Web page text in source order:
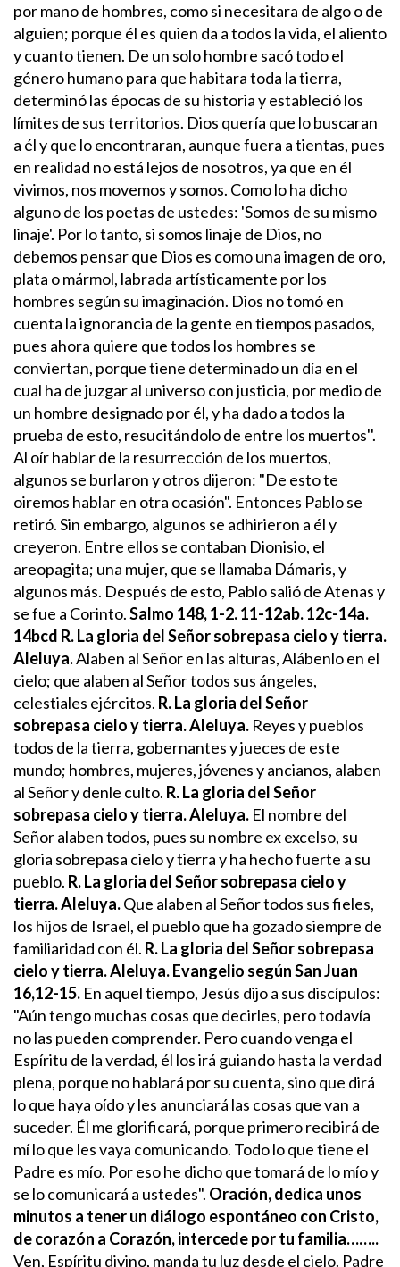
por mano de hombres, como si necesitara de algo o de
alguien; porque él es quien da a todos la vida, el aliento
y cuanto tienen. De un solo hombre sacó todo el
género humano para que habitara toda la tierra,
determinó las épocas de su historia y estableció los
límites de sus territorios. Dios quería que lo buscaran
a él y que lo encontraran, aunque fuera a tientas, pues
en realidad no está lejos de nosotros, ya que en él
vivimos, nos movemos y somos. Como lo ha dicho
alguno de los poetas de ustedes: 'Somos de su mismo
linaje'. Por lo tanto, si somos linaje de Dios, no
debemos pensar que Dios es como una imagen de oro,
plata o mármol, labrada artísticamente por los
hombres según su imaginación. Dios no tomó en
cuenta la ignorancia de la gente en tiempos pasados,
pues ahora quiere que todos los hombres se
conviertan, porque tiene determinado un día en el
cual ha de juzgar al universo con justicia, por medio de
un hombre designado por él, y ha dado a todos la
prueba de esto, resucitándolo de entre los muertos''.
Al oír hablar de la resurrección de los muertos,
algunos se burlaron y otros dijeron: "De esto te
oiremos hablar en otra ocasión". Entonces Pablo se
retiró. Sin embargo, algunos se adhirieron a él y
creyeron. Entre ellos se contaban Dionisio, el
areopagita; una mujer, que se llamaba Dámaris, y
algunos más. Después de esto, Pablo salió de Atenas y
se fue a Corinto.Salmo 148, 1-2. 11-12ab. 12c-14a.
14bcd R. La gloria del Señor sobrepasa cielo y tierra.
Aleluya.Alaben al Señor en las alturas,Alábenlo en el
cielo; que alaben al Señor todos sus ángeles,
celestiales ejércitos. R. La gloria del Señor
sobrepasa cielo y tierra. Aleluya. Reyes y pueblos
todos de la tierra, gobernantes y jueces de este
mundo; hombres, mujeres, jóvenes y ancianos, alaben
al Señor y denle culto. R. La gloria del Señor
sobrepasa cielo y tierra. Aleluya. El nombre del
Señor alaben todos, pues su nombre ex excelso, su
gloria sobrepasa cielo y tierray ha hecho fuerte a su
pueblo. R. La gloria del Señor sobrepasa cielo y
tierra. Aleluya.Que alaben al Señor todos sus fieles,
los hijos de Israel, el pueblo que ha gozado siempre de
familiaridad con él. R. La gloria del Señor sobrepasa
cielo y tierra. Aleluya.Evangelio según San Juan
16,12-15. En aquel tiempo, Jesús dijo a sus discípulos:
"Aún tengo muchas cosas que decirles, pero todavía
no las pueden comprender. Pero cuando venga el
Espíritu de la verdad, él los irá guiando hasta la verdad
plena, porque no hablará por su cuenta, sino que dirá
lo que haya oído y les anunciará las cosas que van a
suceder. Él me glorificará, porque primero recibirá de
mí lo que les vaya comunicando. Todo lo que tiene el
Padre es mío. Por eso he dicho que tomará de lo mío y
se lo comunicará a ustedes". Oración, dedica unos
minutos a tener un diálogo espontáneo con Cristo,
de corazón a Corazón, intercede por tu familia……..
Ven, Espíritu divino, manda tu luz desde el cielo. Padre